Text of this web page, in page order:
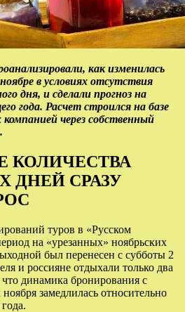
как изменилась
в условиях отсутствия
дня, и сделали прогноз на
года. Расчет строился на базе
через собственный
КОЛИЧЕСТВА
ДНЕЙ СРАЗУ
туров в «Русском
на «урезанных» ноябрьских
был перенесен с субботы 2
и россияне отдыхали только два
что динамика бронирования с
замедлилась относительно